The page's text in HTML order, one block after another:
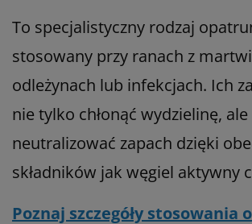
To specjalistyczny rodzaj
stosowany przy ranach z
odleżynach lub infekcjach. Ich
nie tylko chłonąć wydzielinę, ale
neutralizować zapach dzięki
składników jak węgiel aktywny
Poznaj szczegóły stosowania